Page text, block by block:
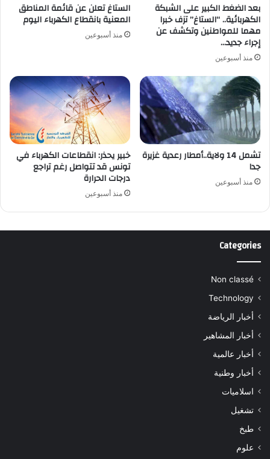
بعد الضغط الكبير على الشبكة
الكهربائية.. “الستاغ” تزف خبرا
مهما للمواطنين وتكشف عن
إجراء جديد…
منذ أسبوعين
الستاغ تعلن عن قائمة المناطق
المعنية بانقطاع الكهرباء اليوم
منذ أسبوعين
تشمل 14 ولاية..أمطار رعدية غزيرة
جدا
منذ أسبوعين
خبير يحذر: انقطاعات الكهرباء في
تونس قد تتواصل رغم تراجع
درجات الحرارة
منذ أسبوعين
Categories
Non classé
Technology
أخبار الرياضة
أخبار المشاهير
أخبار عالمية
أخبار وطنية
اسلاميات
تشغيل
طبخ
علوم